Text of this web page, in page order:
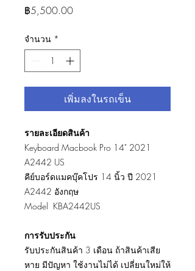
฿5,500.00ราคา
จำนวน *
เพิ่มลงในรถเข็น
รายละเอียดสินค้า
Keyboard Macbook Pro 14" 2021
A2442 US
คีย์บอร์ดแมคบุ๊คโปร 14 นิ้ว ปี 2021
A2442 อังกฤษ
Model KBA2442US
การรับประกัน
รับประกันสินค้า 3 เดือน ถ้าสินค้าเสีย
หาย มีปัญหา ใช้งานไม่ได้ เปลี่ยนใหม่ให้